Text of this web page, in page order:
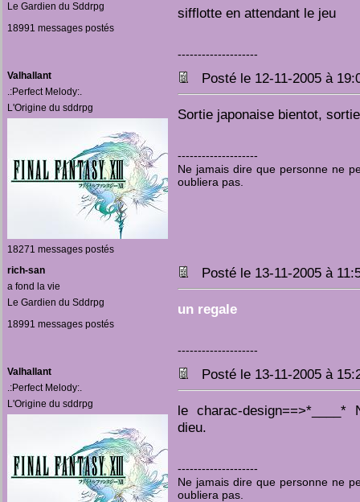
Le Gardien du Sddrpg
18991 messages postés
sifflotte en attendant le jeu
--------------------
Valhallant
.:Perfect Melody:.
L'Origine du sddrpg
18271 messages postés
Posté le 12-11-2005 à
Sortie japonaise bientot,
--------------------
Ne jamais dire que personne ne
oubliera pas.
rich-san
a fond la vie
Le Gardien du Sddrpg
18991 messages postés
Posté le 13-11-2005 à
un regale
--------------------
Valhallant
.:Perfect Melody:.
L'Origine du sddrpg
Posté le 13-11-2005 à
le charac-
dieu.
--------------------
Ne jamais dire que personne ne
oubliera pas.